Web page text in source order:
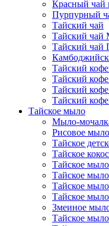
Красный чай
Пурпурный
Тайский чай
Тайский чай
Тайский чай
Тайский кофе
Тайский
Тайский кофе
Тайский
Тайское мыло
Мыло-
Рисовое
Тайское
Тайское
Тайское
Тайское
Тайское
Тайское
Змеиное
Тайское